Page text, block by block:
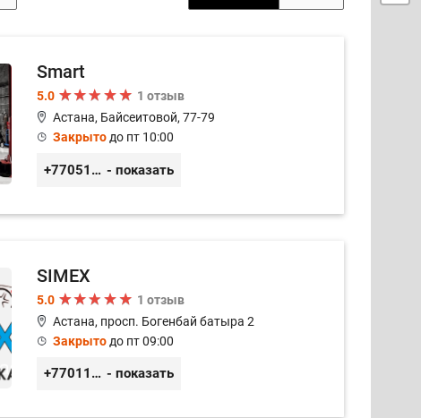
Smart
5.0
1 отзыв
Астана, Байсеитовой, 77-79
Закрытодо пт 10:00
+77051092269 - показать
SIMEX
5.0
1 отзыв
Астана, просп. Богенбай батыра 2
Закрытодо пт 09:00
+77011248780 - показать